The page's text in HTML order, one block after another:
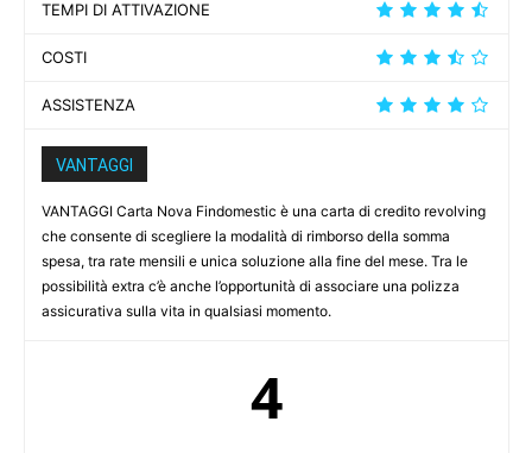
TEMPI DI ATTIVAZIONE
COSTI
ASSISTENZA
VANTAGGI
VANTAGGI Carta Nova Findomestic è una carta di credito revolving
che consente di scegliere la modalità di rimborso della somma
spesa, tra rate mensili e unica soluzione alla fine del mese. Tra le
possibilità extra c’è anche l’opportunità di associare una polizza
assicurativa sulla vita in qualsiasi momento.
4